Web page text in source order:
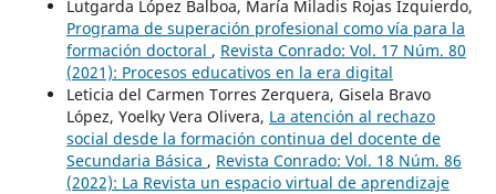
Lutgarda López Balboa, María Miladis Rojas Izquierdo,
Programa de superación profesional como vía para la
formación doctoral , Revista Conrado: Vol. 17 Núm. 80
(2021): Procesos educativos en la era digital
Leticia del Carmen Torres Zerquera, Gisela Bravo
López, Yoelky Vera Olivera, La atención al rechazo
social desde la formación continua del docente de
Secundaria Básica , Revista Conrado: Vol. 18 Núm. 86
(2022): La Revista un espacio virtual de aprendizaje